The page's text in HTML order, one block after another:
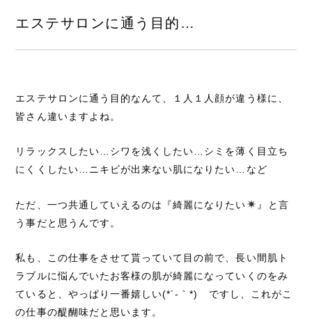
エステサロンに通う目的…
エステサロンに通う目的なんて、１人１人顔が違う様に、
皆さん違いますよね。
リラックスしたい…シワを浅くしたい…シミを薄く目立ち
にくくしたい…ニキビが出来ない肌になりたい…など
ただ、一つ共通していえるのは『綺麗になりたい
』と言
う事だと思うんです。
私も、この仕事をさせて貰っていて目の前で、長い間肌ト
ラブルに悩んでいたお客様の肌が綺麗になっていくのをみ
ていると、やっぱり一番嬉しい(*´-｀*)ゞですし、これがこ
の仕事の醍醐味だと思います。